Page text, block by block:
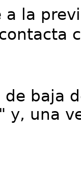
a la
de baja
y, una